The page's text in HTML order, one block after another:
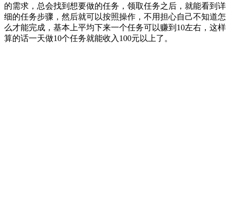
的需求，总会找到想要做的任务，领取任务之后，就能看到详
细的任务步骤，然后就可以按照操作，不用担心自己不知道怎
么才能完成，基本上平均下来一个任务可以赚到10左右，这样
算的话一天做10个任务就能收入100元以上了。